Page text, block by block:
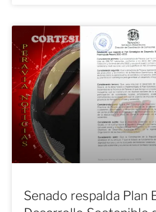
Senado respalda Plan